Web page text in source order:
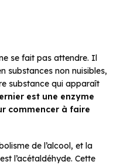
se fait pas attendre. Il
substances non nuisibles,
substance qui apparaît
est une enzyme
commencer à faire
de l’alcool, et la
l’acétaldéhyde. Cette